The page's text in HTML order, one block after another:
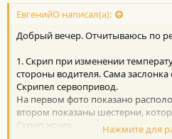
с
т
:
ЕвгенийО написал(а):
Добрый вечер. Отчитываюсь по
1. Скрип при изменении
стороны водителя. Сама
Скрипел сервопривод.
На первом фото показано
втором показаны шестерни,
Скрип исчез.
Нажмите для